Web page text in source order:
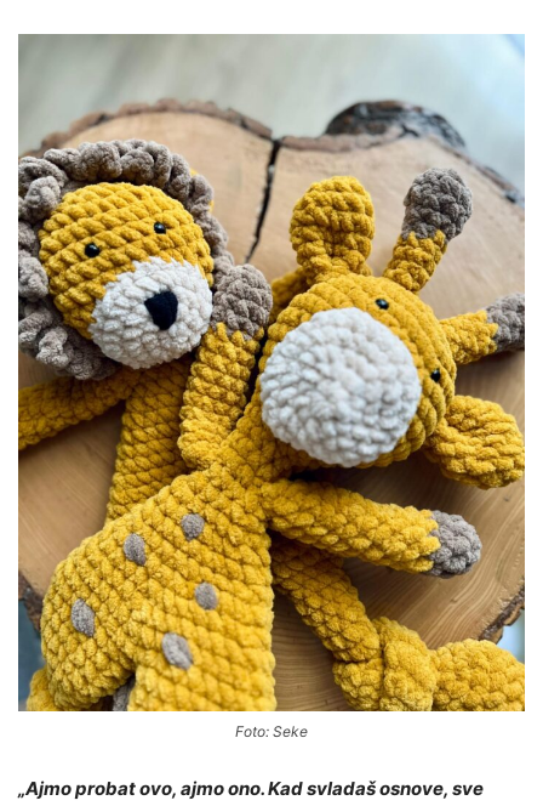
Foto: Seke
„Ajmo probat ovo, ajmo ono. Kad svladaš osnove, sve